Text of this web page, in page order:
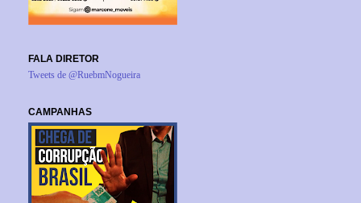
FALA DIRETOR
Tweets de @RuebmNogueira
CAMPANHAS